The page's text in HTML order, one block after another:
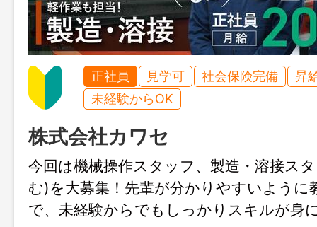
正社員 見学可 社会保険完備
昇
未経験からOK
株式会社カワセ
今回は機械操作スタッフ、製造・溶接ス
む)を大募集！先輩が分かりやすいように
で、未経験からでもしっかりスキルが身